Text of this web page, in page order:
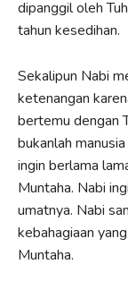
dipanggil oleh
tahun kesedihan.
Sekalipun Nabi
ketenangan
bertemu dengan
bukanlah
ingin berlama
Muntaha. Nabi
umatnya. Nabi
kebahagiaan
Muntaha.